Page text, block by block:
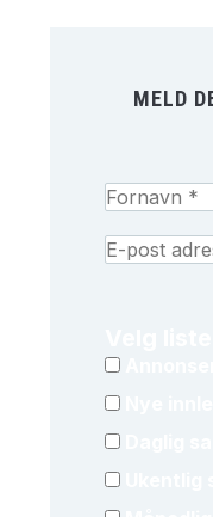
MELD
Nye
Daglig
Ukentlig